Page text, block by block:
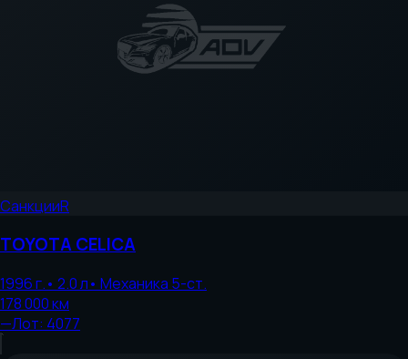
СанкцииR
TOYOTACELICA
1996г.• 2.0л• Механика 5-ст.
178 000км
—Лот: 4077